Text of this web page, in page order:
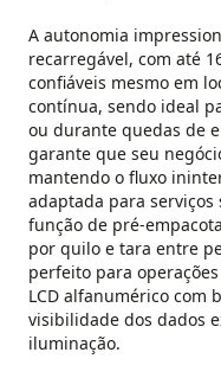
A autonomia
recarregável, com até
confiáveis mesmo em
contínua, sendo ideal
ou durante quedas de
garante que seu
mantendo o fluxo
adaptada para
função de pré-
por quilo e tara entre
perfeito para
LCD alfanumérico com
visibilidade dos dados
iluminação.